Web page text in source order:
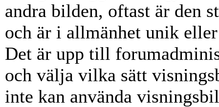
andra bilden, oftast är den
och är i allmänhet unik
Det är upp till
och välja vilka sätt
inte kan använda